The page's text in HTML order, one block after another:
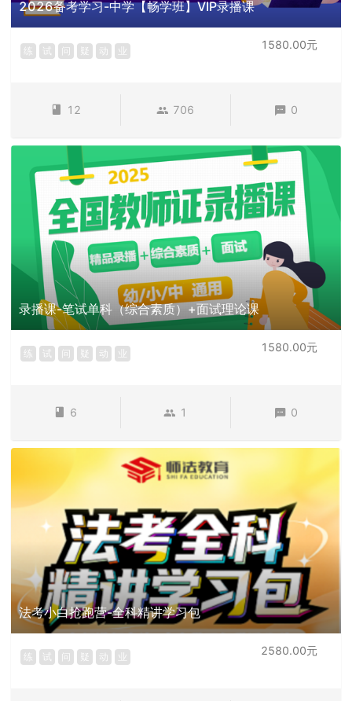
2026备考学习-中学【畅学班】VIP录播课
练 试 问 疑 动 业 1580.00元
12 706 0
录播课-笔试单科（综合素质）+面试理论课
练 试 问 疑 动 业 1580.00元
6 1 0
法考小白抢跑营-全科精讲学习包
练 试 问 疑 动 业 2580.00元